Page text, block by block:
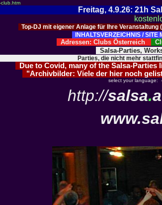
Freitag, 4.9.26: 21h
Top-DJ mit eigener Anlage für Ihre
INHALTSVERZEICHNIS / SITE
Adressen: Clubs Österreich
Salsa-Parties,
Parties, die nicht mehr
Due to Covid, many of the Salsa-
"Archivbilder: Viele der hier noch
select your language:
http://salsa.
www.